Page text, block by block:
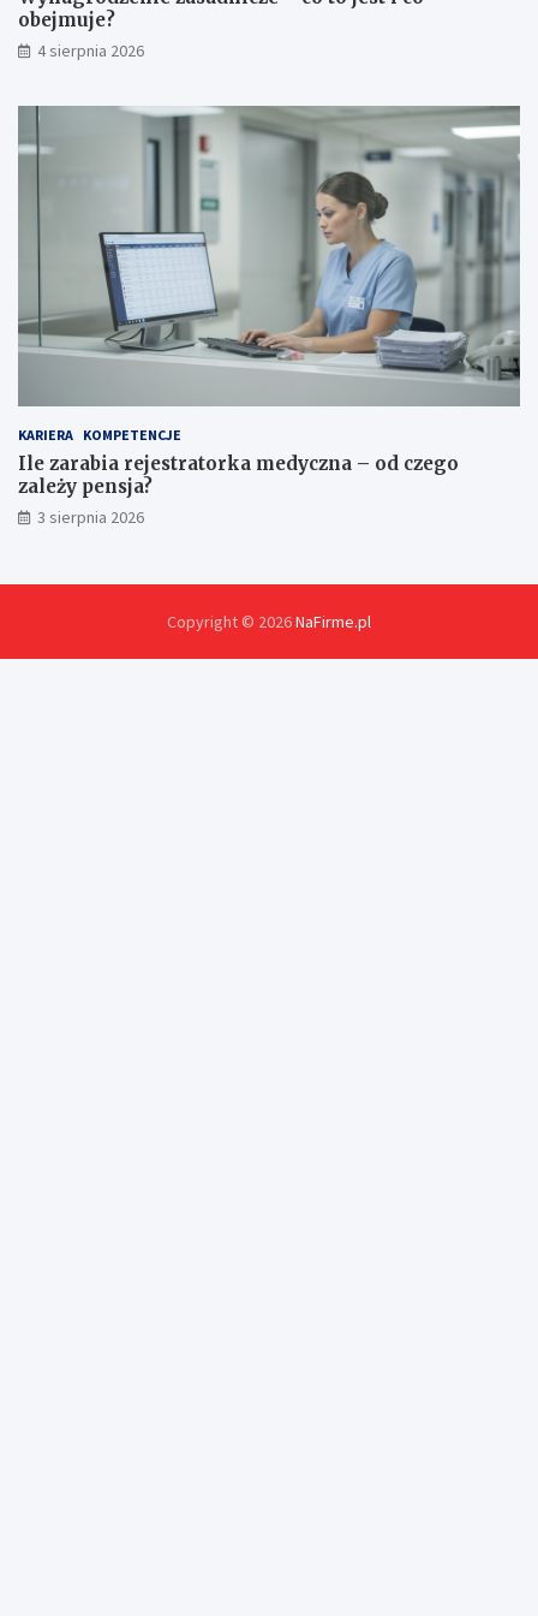
obejmuje?
4 sierpnia 2026
KARIERA KOMPETENCJE
Ile zarabia rejestratorka medyczna – od czego
zależy pensja?
3 sierpnia 2026
Copyright © 2026NaFirme.pl